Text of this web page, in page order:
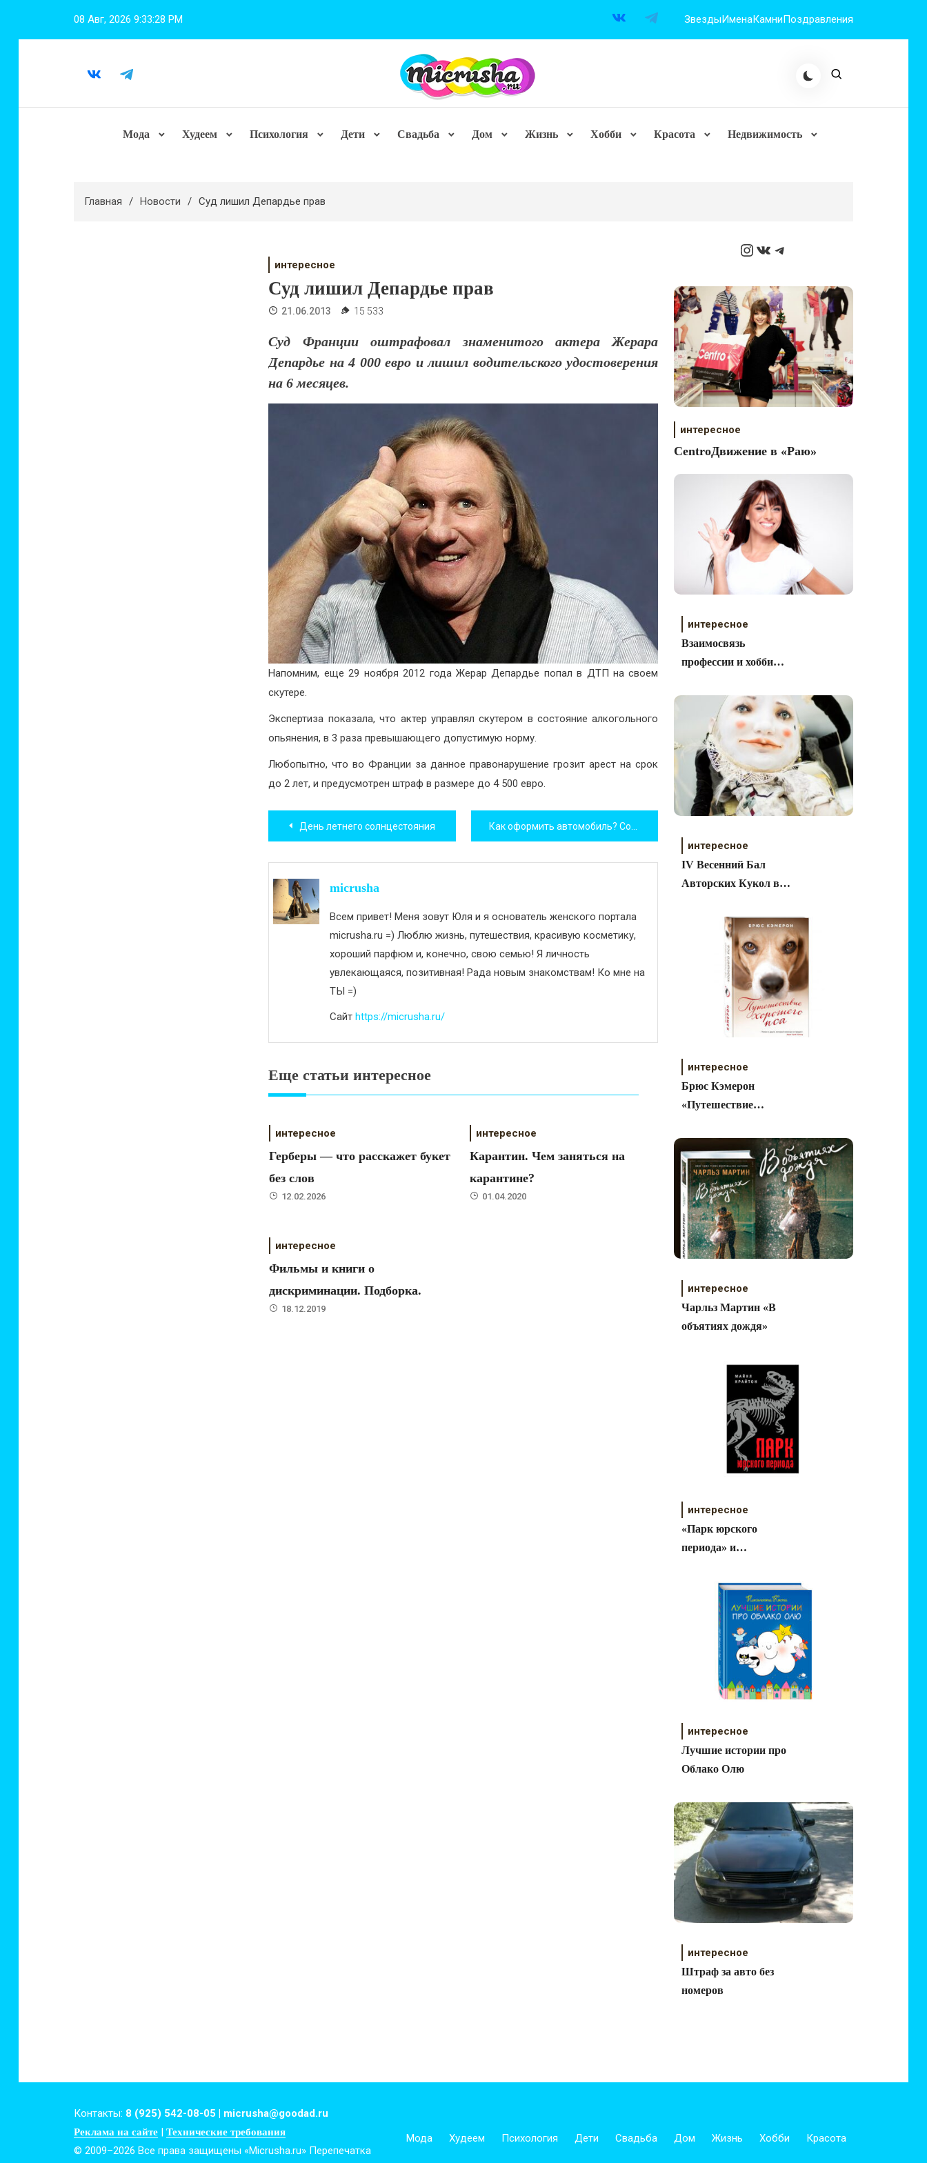
08 Авг, 2026 9:33:29 PM ЗвездыИменаКамниПоздравления
Мода Худеем Психология Дети Свадьба Дом Жизнь Хобби Красота Недвижимость
Главная Новости Суд лишил Депардье прав
интересное
Суд лишил Депардье прав
21.06.2013 15 533
Суд Франции оштрафовал знаменитого актера Жерара
Депардье на 4 000 евро и лишил водительского удостоверения
на 6 месяцев.
Напомним, еще 29 ноября 2012 года Жерар Депардье попал в ДТП на своем
скутере.
Экспертиза показала, что актер управлял скутером в состояние алкогольного
опьянения, в 3 раза превышающего допустимую норму.
Любопытно, что во Франции за данное правонарушение грозит арест на срок
до 2 лет, и предусмотрен штраф в размере до 4 500 евро.
Навигация
по
записям
День летнего солнцестояния
micrusha
Всем привет! Меня зовут Юля и я основатель женского портала
micrusha.ru =) Люблю жизнь, путешествия, красивую косметику,
хороший парфюм и, конечно, свою семью! Я личность
увлекающаяся, позитивная! Рада новым знакомствам! Ко мне на
ТЫ =)
Сайт https://micrusha.ru/
Еще статьи интересное
интересное
Герберы — что расскажет букет
без слов
12.02.2026
интересное
Карантин. Чем заняться на
карантине?
01.04.2020
интересное
Фильмы и книги о
дискриминации. Подборка.
18.12.2019
Instagram
ВКонтакте
Telegram
интересное
CentroДвижение в «Раю»
интересное
Взаимосвязь
профессии и хобби
интересное
IV Весенний Бал
Авторских Кукол в
интересное
Брюс Кэмерон
«Путешествие
интересное
Чарльз Мартин «В
объятиях дождя»
интересное
«Парк юрского
периода» и
интересное
Лучшие истории про
Облако Олю
интересное
Штраф за авто без
номеров
Контакты: 8 (925) 542-08-05 | micrusha@goodad.ru
Реклама на сайте | Технические требования
© 2009–2026 Все права защищены «Micrusha.ru» Перепечатка
Мода Худеем Психология Дети Свадьба Дом Жизнь Хобби Красота